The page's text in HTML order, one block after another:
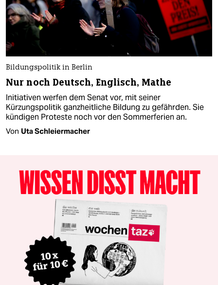
Bildungspolitik in Berlin
Nur noch Deutsch, Englisch, Mathe
Initiativen werfen dem Senat vor, mit seiner
Kürzungspolitik ganzheitliche Bildung zu gefährden. Sie
kündigen Proteste noch vor den Sommerferien an.
Von Uta Schleiermacher